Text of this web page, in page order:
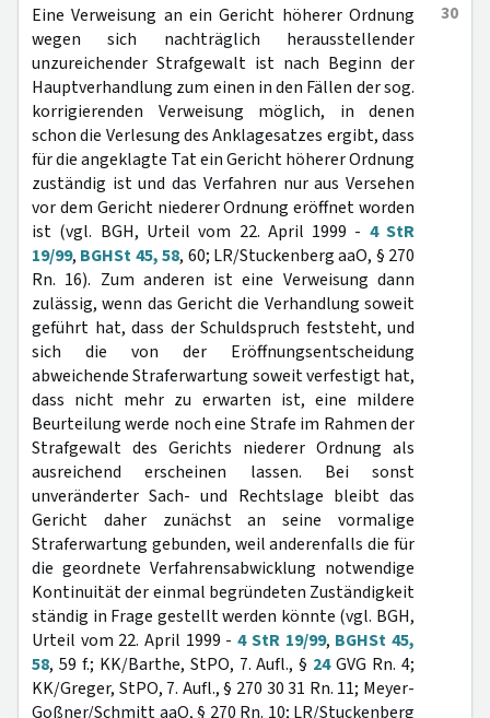
30
Eine Verweisung an ein Gericht höherer Ordnung
wegen sich nachträglich herausstellender
unzureichender Strafgewalt ist nach Beginn der
Hauptverhandlung zum einen in den Fällen der sog.
korrigierenden Verweisung möglich, in denen
schon die Verlesung des Anklagesatzes ergibt, dass
für die angeklagte Tat ein Gericht höherer Ordnung
zuständig ist und das Verfahren nur aus Versehen
vor dem Gericht niederer Ordnung eröffnet worden
ist (vgl. BGH, Urteil vom 22. April 1999 - 4 StR
19/99, BGHSt 45, 58, 60; LR/Stuckenberg aaO, § 270
Rn. 16). Zum anderen ist eine Verweisung dann
zulässig, wenn das Gericht die Verhandlung soweit
geführt hat, dass der Schuldspruch feststeht, und
sich die von der Eröffnungsentscheidung
abweichende Straferwartung soweit verfestigt hat,
dass nicht mehr zu erwarten ist, eine mildere
Beurteilung werde noch eine Strafe im Rahmen der
Strafgewalt des Gerichts niederer Ordnung als
ausreichend erscheinen lassen. Bei sonst
unveränderter Sach- und Rechtslage bleibt das
Gericht daher zunächst an seine vormalige
Straferwartung gebunden, weil anderenfalls die für
die geordnete Verfahrensabwicklung notwendige
Kontinuität der einmal begründeten Zuständigkeit
ständig in Frage gestellt werden könnte (vgl. BGH,
Urteil vom 22. April 1999 -4 StR 19/99, BGHSt 45,
58, 59 f.; KK/Barthe, StPO, 7. Aufl., § 24GVG Rn. 4;
KK/Greger, StPO, 7. Aufl., § 270 30 31 Rn. 11; Meyer-
Goßner/Schmitt aaO, § 270 Rn. 10; LR/Stuckenberg